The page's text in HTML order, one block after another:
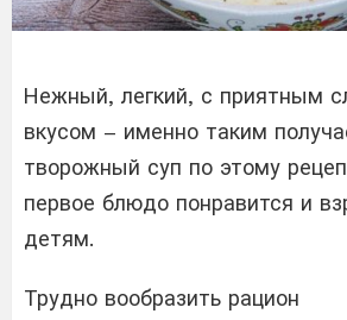
Нежный, легкий, с приятным
вкусом – именно таким
творожный суп по этому
первое блюдо понравится и
детям.
Трудно вообразить рацион